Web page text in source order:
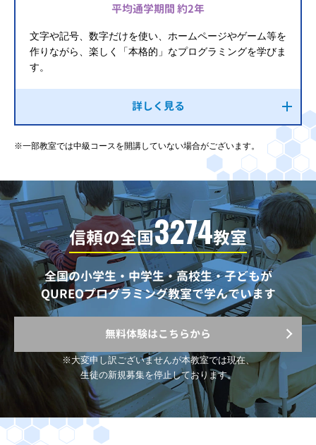
平均通学期間 約2年
文字や記号、数字だけを使い、ホームページやゲーム等を
作りながら、楽しく「本格的」なプログラミングを学びま
す。
詳しく見る
※一部教室では中級コースを開講していない場合がございます。
信頼の全国3274教室
全国の小学生・中学生・高校生・子どもが
QUREOプログラミング教室で学んでいます
無料体験はこちらから
※大変申し訳ございませんが本教室では現在、
生徒の新規募集を停止しております。